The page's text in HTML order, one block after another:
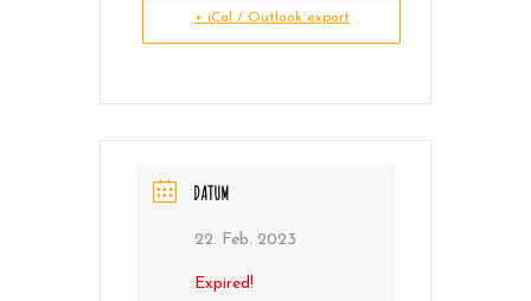
+ iCal / Outlook export
DATUM
22. Feb. 2023
Expired!